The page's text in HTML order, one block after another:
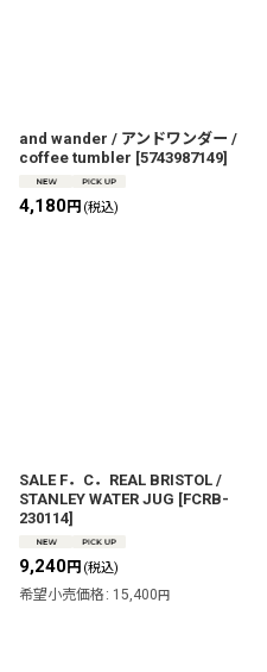
and wander / アンドワンダー /
coffee tumbler [5743987149]
4,180円 (税込)
SALE F．C．REAL BRISTOL /
STANLEY WATER JUG [FCRB-
230114]
9,240円 (税込)
希望小売価格 : 15,400円